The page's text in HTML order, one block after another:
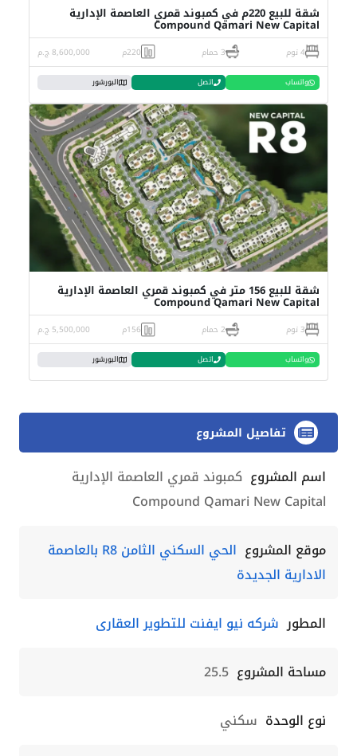
شقة للبيع 220م في كمبوند قمري العاصمة الإدارية
Compound Qamari New Capital
4 نوم 3 حمام 220م 8,600,000 ج.م
واتساب اتصل البورشور
شقة للبيع 156 متر في كمبوند قمري العاصمة الإدارية
Compound Qamari New Capital
3 نوم 2 حمام 156م 5,500,000 ج.م
واتساب اتصل البورشور
تفاصيل المشروع
اسم المشروع كمبوند قمري العاصمة الإدارية
Compound Qamari New Capital
موقع المشروع
الحي السكني الثامن R8 بالعاصمة
الادارية الجديدة
المطور شركه نيو ايفنت للتطوير العقارى
مساحة المشروع 25.5
نوع الوحدة سكني